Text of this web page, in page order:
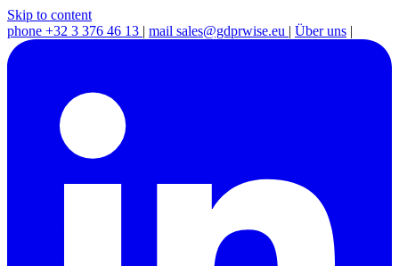
Skip to content
phone +32 3 376 46 13 | mail sales@gdprwise.eu | Über uns |